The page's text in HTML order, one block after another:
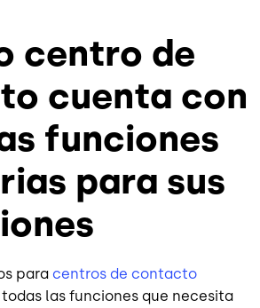
centro de
cuenta con
funciones
para sus
para centros de contacto
las funciones que necesita